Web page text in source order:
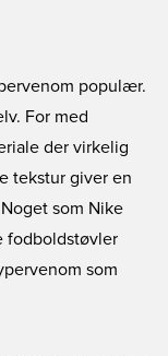
populær.
For med
der virkelig
tekstur giver en
som Nike
fodboldstøvler
som